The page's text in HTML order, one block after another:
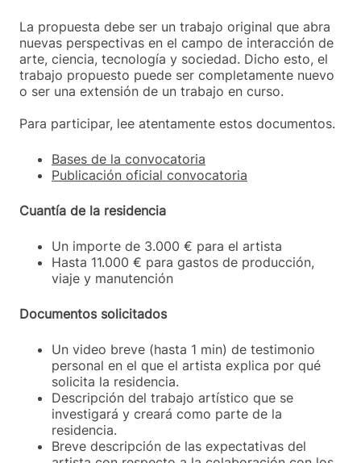
La propuesta debe ser un trabajo original que abra
nuevas perspectivas en el campo de interacción de
arte, ciencia, tecnología y sociedad. Dicho esto, el
trabajo propuesto puede ser completamente nuevo
o ser una extensión de un trabajo en curso.
Para participar, lee atentamente estos documentos.
Bases de la convocatoria
Publicación oficial convocatoria
Cuantía de la residencia
Un importe de 3.000 € para el artista
Hasta 11.000 € para gastos de producción,
viaje y manutención
Documentos solicitados
Un video breve (hasta 1 min) de testimonio
personal en el que el artista explica por qué
solicita la residencia.
Descripción del trabajo artístico que se
investigará y creará como parte de la
residencia.
Breve descripción de las expectativas del